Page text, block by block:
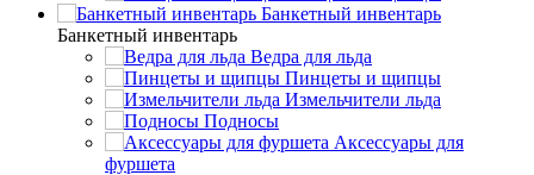
Банкетный инвентарь
Банкетный инвентарь
Ведра для льда
Пинцеты и щипцы
Измельчители льда
Подносы
Аксессуары для
фуршета